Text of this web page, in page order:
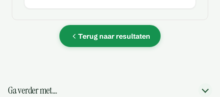
Terug naar resultaten
Ga verder met…